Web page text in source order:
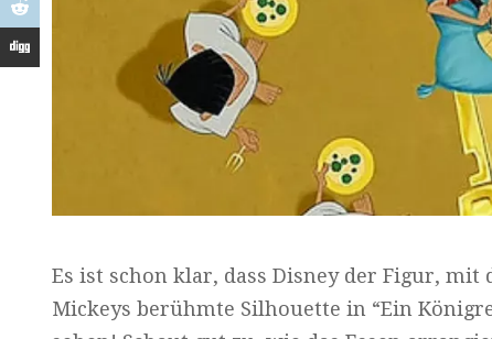
Es ist schon klar, dass Disney der Figur, mit
Mickeys berühmte Silhouette in “Ein